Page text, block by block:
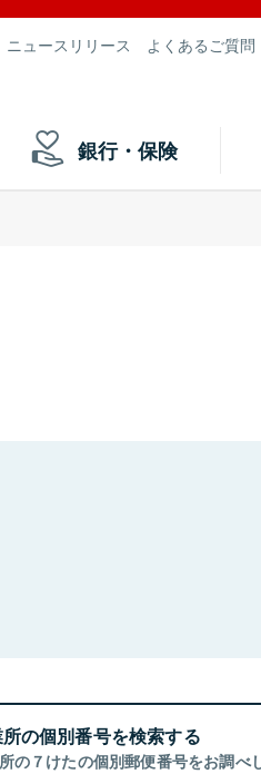
ニュースリリース よくあるご質
銀行・保険
の個別番号を検索する
の７けたの個別郵便番号をお調べ